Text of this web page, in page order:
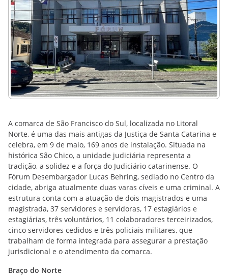
A comarca de São Francisco do Sul, localizada no Litoral
Norte, é uma das mais antigas da Justiça de Santa Catarina e
celebra, em 9 de maio, 169 anos de instalação. Situada na
histórica São Chico, a unidade judiciária representa a
tradição, a solidez e a força do Judiciário catarinense. O
Fórum Desembargador Lucas Behring, sediado no Centro da
cidade, abriga atualmente duas varas cíveis e uma criminal. A
estrutura conta com a atuação de dois magistrados e uma
magistrada, 37 servidores e servidoras, 17 estagiários e
estagiárias, três voluntários, 11 colaboradores terceirizados,
cinco servidores cedidos e três policiais militares, que
trabalham de forma integrada para assegurar a prestação
jurisdicional e o atendimento da comarca.
Braço do Norte